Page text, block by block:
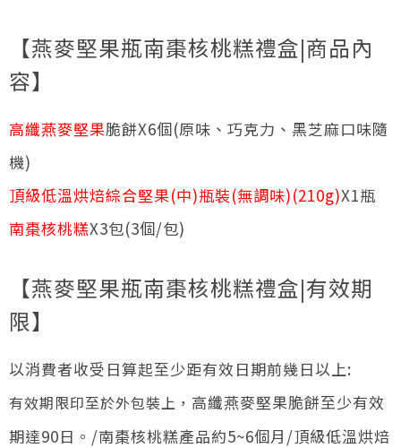
素)
數
量
【燕麥堅果瓶南棗核桃糕禮盒|商品內
容】
高纖燕麥堅果脆餅X6個(原味、巧克力、黑芝麻口味隨
機)
頂級低溫烘焙綜合堅果(中)瓶裝(無調味)(210g)X1瓶
南棗核桃糕X3包(3個/包)
【燕麥堅果瓶南棗核桃糕禮盒|有效期
限】
以消費者收受日算起至少距有效日期前幾日以上:​
有效期限印至於外包裝上， 高纖燕麥堅果脆餅至少有效
期達90日。/南棗核桃糕產品約5~6個月/頂級低溫烘焙